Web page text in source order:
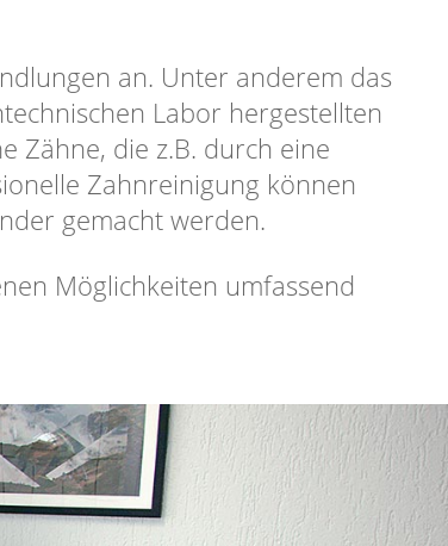
an. Unter anderem das
Labor hergestellten
Zähne, die z.B. durch eine
Zahnreinigung können
gemacht werden.
Möglichkeiten umfassend